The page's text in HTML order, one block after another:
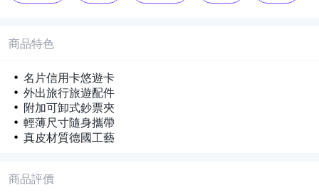
商品特色
名片信用卡悠遊卡
外出旅行旅遊配件
附加可卸式鈔票夾
輕薄尺寸隨身攜帶
真皮材質德國工藝
商品評價